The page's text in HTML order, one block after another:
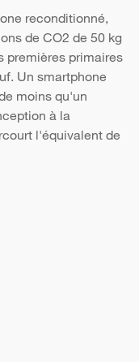
reconditionné,
de CO2 de 50 kg
premières primaires
Un smartphone
moins qu'un
à la
l'équivalent de